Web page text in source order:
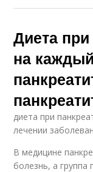
Диета
на
диета при
лечении
В медицине
болезнь, а